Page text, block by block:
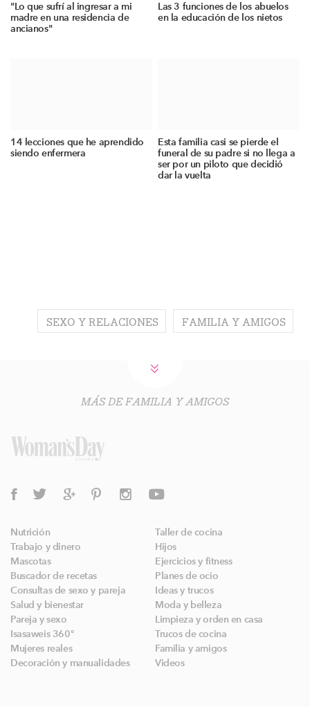
"Lo que sufrí al ingresar a mi
madre en una residencia de
ancianos"
Las 3 funciones de los abuelos
en la educación de los nietos
14 lecciones que he aprendido
siendo enfermera
Esta familia casi se pierde el
funeral de su padre si no llega a
ser por un piloto que decidió
dar la vuelta
SEXO Y RELACIONES FAMILIA Y AMIGOS
MÁS DE FAMILIA Y AMIGOS
Nutrición
Taller de cocina
Trabajo y dinero
Hijos
Mascotas
Ejercicios y fitness
Buscador de recetas
Planes de ocio
Consultas de sexo y pareja
Ideas y trucos
Salud y bienestar
Moda y belleza
Pareja y sexo
Limpieza y orden en casa
Isasaweis 360º
Trucos de cocina
Mujeres reales
Familia y amigos
Decoración y manualidades
Videos